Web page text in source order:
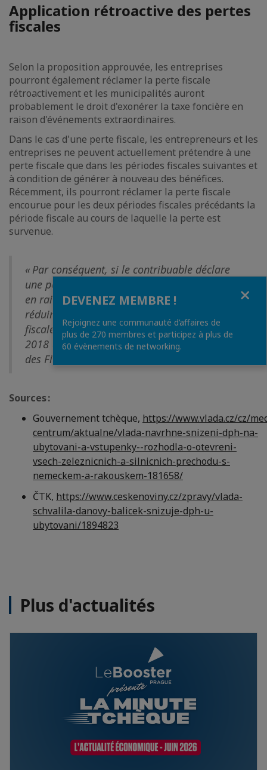
Application rétroactive des pertes
fiscales
Selon la proposition approuvée, les entreprises
pourront également réclamer la perte fiscale
rétroactivement et les municipalités auront
probablement le droit d'exonérer la taxe foncière en
raison d'événements extraordinaires.
Dans le cas d'une perte fiscale, les entrepreneurs et les
entreprises ne peuvent actuellement prétendre à une
perte fiscale que dans les périodes fiscales suivantes et
à condition de générer à nouveau des bénéfices.
Récemment, ils pourront réclamer la perte fiscale
encourue pour les deux périodes fiscales précédants la
période fiscale au cours de laquelle la perte est
survenue.
« Par conséquent, si le contribuable déclare
une perte fiscale pour la période fiscale 2020
en raison de l'état d'urgence, il pourra
réduire rétroactivement son assiette
fiscale pour les années d'imposition 2019 et
2018 de cette perte » a indiqué le ministère
des Finances tchèque.
Sources :
Gouvernement tchèque, https://www.vlada.cz/cz/
centrum/aktualne/vlada-navrhne-snizeni-dph-na-
ubytovani-a-vstupenky--rozhodla-o-otevreni-
vsech-zeleznicnich-a-silnicnich-prechodu-s-
nemeckem-a-rakouskem-181658/
ČTK, https://www.ceskenoviny.cz/zpravy/vlada-
schvalila-danovy-balicek-snizuje-dph-u-
ubytovani/1894823
Plus d'actualités
DEVENEZ MEMBRE !
Rejoignez une communauté d’affaires de
plus de 270 membres et participez à plus de
60 évènements de networking.